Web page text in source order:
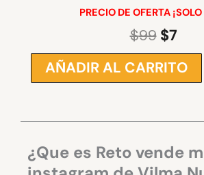
PRECIO DE OFERTA
$99 El
precio
original
era:
$7
es:
VENDE
VILMA
NUÑEZ
AÑADIR AL CARRITO
¿Que es Reto vende